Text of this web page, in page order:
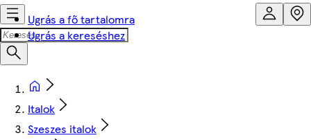
Ugrás a fő tartalomra
Ugrás a kereséshez
Italok
Szeszes italok